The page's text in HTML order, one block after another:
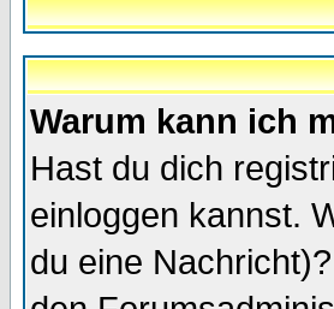
Warum kann ich
Hast du dich
einloggen kannst.
du eine